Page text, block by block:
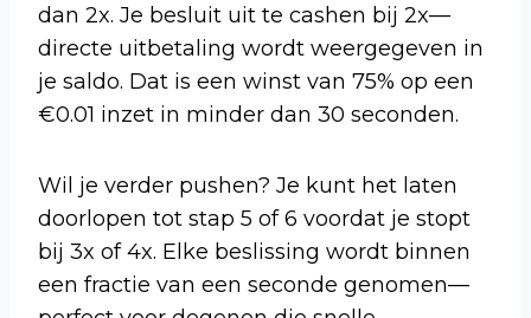
dan 2x. Je besluit uit te cashen bij 2x—
directe uitbetaling wordt weergegeven in
je saldo. Dat is een winst van 75% op een
€0.01 inzet in minder dan 30 seconden.
Wil je verder pushen? Je kunt het laten
doorlopen tot stap 5 of 6 voordat je stopt
bij 3x of 4x. Elke beslissing wordt binnen
een fractie van een seconde genomen—